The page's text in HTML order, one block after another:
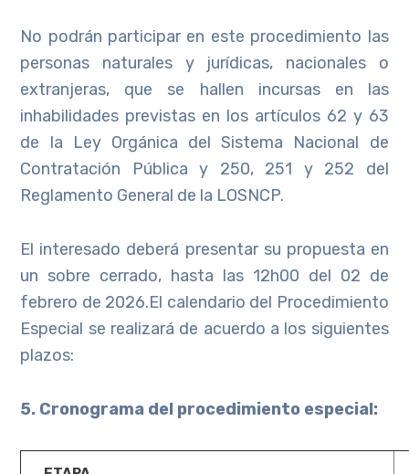
No podrán participar en este procedimiento las
personas naturales y jurídicas, nacionales o
extranjeras, que se hallen incursas en las
inhabilidades previstas en los artículos 62 y 63
de la Ley Orgánica del Sistema Nacional de
Contratación Pública y 250, 251 y 252 del
Reglamento General de la LOSNCP.
El interesado deberá presentar su propuesta en
un sobre cerrado, hasta las 12h00 del 02 de
febrero de 2026.El calendario del Procedimiento
Especial se realizará de acuerdo a los siguientes
plazos:
5. Cronograma del procedimiento especial: